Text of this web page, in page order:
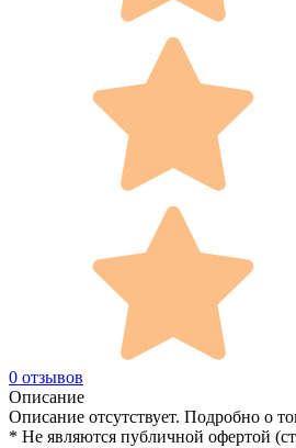
0 отзывов
Описание
Описание отсутствует. Подробно о
* Не являются публичной офертой